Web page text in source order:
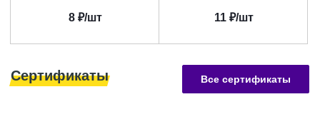
8₽/шт 11₽/шт
Сертификаты Все сертификаты